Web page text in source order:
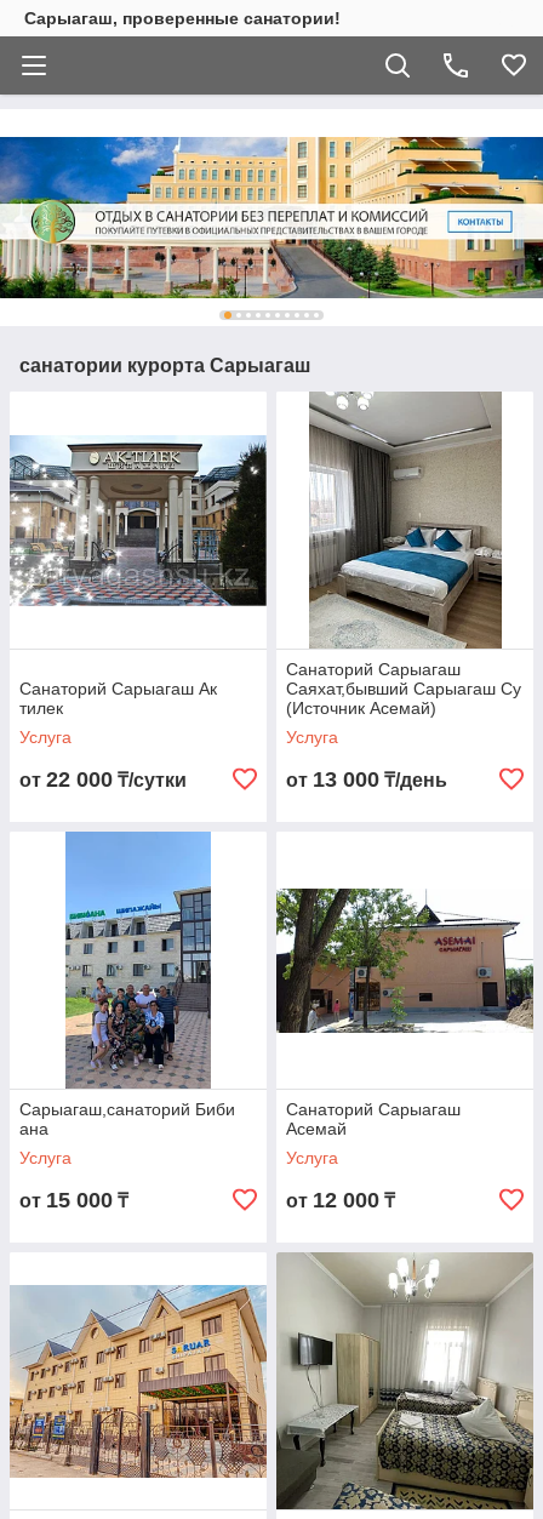
Сарыагаш, проверенные санатории!
санатории курорта Сарыагаш
Санаторий Сарыагаш Ак
тилек
Услуга
от 22 000 ₸/сутки
Санаторий Сарыагаш
Саяхат,бывший Сарыагаш Cу
(Источник Асемай)
Услуга
от 13 000 ₸/день
Сарыагаш,санаторий Биби
ана
Услуга
от 15 000 ₸
Санаторий Сарыагаш
Асемай
Услуга
от 12 000 ₸